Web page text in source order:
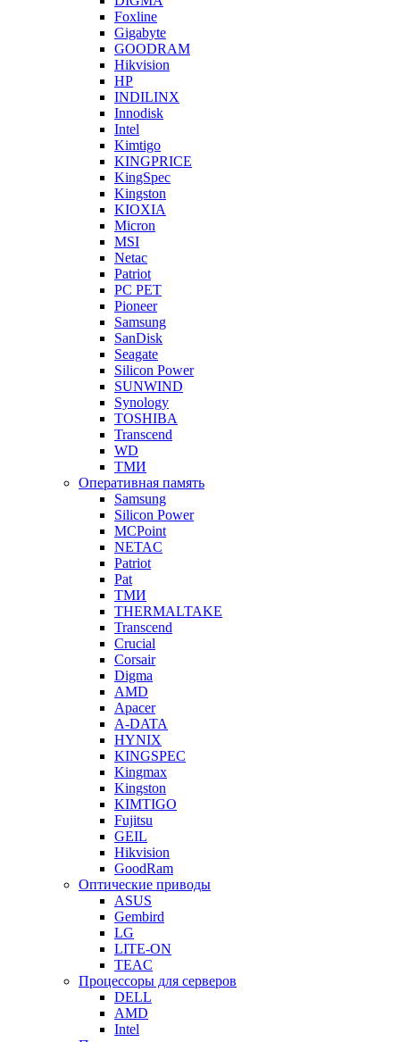
Foxline
Gigabyte
GOODRAM
Hikvision
HP
INDILINX
Innodisk
Intel
Kimtigo
KINGPRICE
KingSpec
Kingston
KIOXIA
Micron
MSI
Netac
Patriot
PC PET
Pioneer
Samsung
SanDisk
Seagate
Silicon Power
SUNWIND
Synology
TOSHIBA
Transcend
WD
ТМИ
Оперативная память
Samsung
Silicon Power
MCPoint
NETAC
Patriot
Pat
ТМИ
THERMALTAKE
Transcend
Crucial
Corsair
Digma
AMD
Apacer
A-DATA
HYNIX
KINGSPEC
Kingmax
Kingston
KIMTIGO
Fujitsu
GEIL
Hikvision
GoodRam
Оптические приводы
ASUS
Gembird
LG
LITE-ON
TEAC
Процессоры для серверов
DELL
AMD
Intel